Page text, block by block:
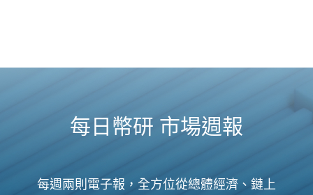
每日幣研 市場週報
每週兩則電子報，全方位從總體經濟、鏈上